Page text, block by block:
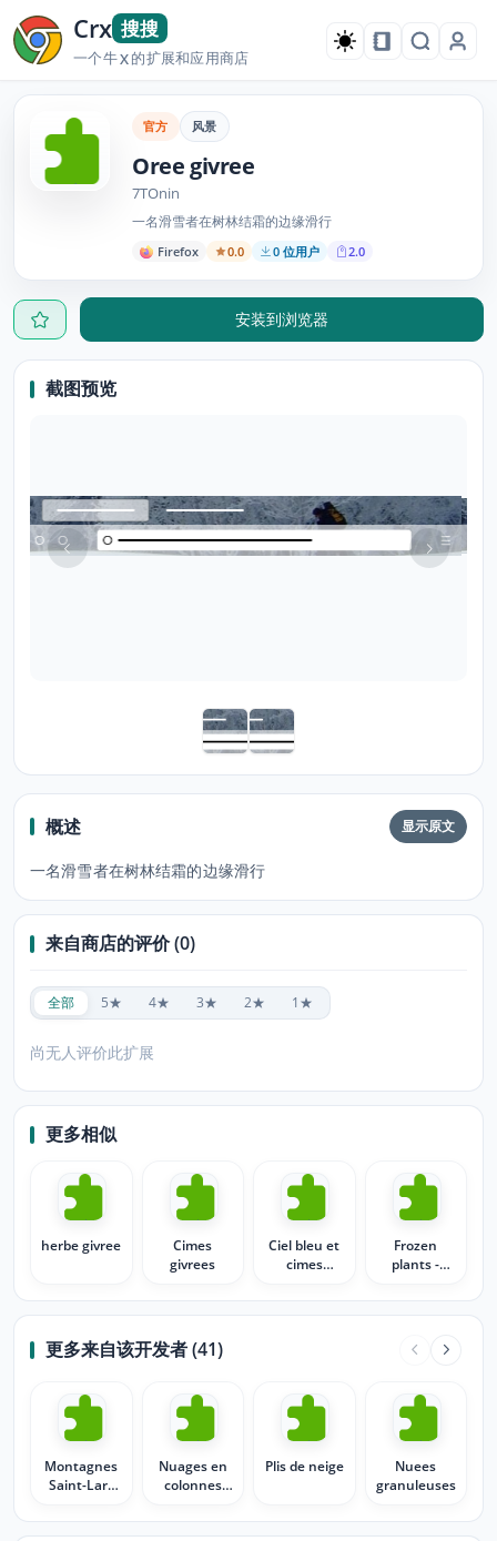
Crx 搜搜
一个牛X的扩展和应用商店
官方 风景
Oree givree
7TOnin
一名滑雪者在树林结霜的边缘滑行
Firefox 0.0 0 位用户 2.0
安装到浏览器
截图预览
概述 显示原文
一名滑雪者在树林结霜的边缘滑行
来自商店的评价 (0)
全部 5★ 4★ 3★ 2★ 1★
尚无人评价此扩展
更多相似
herbe givree
Cimes
givrees
Ciel bleu et
cimes
Frozen
plants -
givrees
更多来自该开发者 (41)
Montagnes
Saint-Lary
Nuages en
colonnes
Plis de neige
Nuees
granuleuses